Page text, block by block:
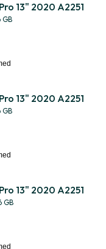
13" 2020 A2251
GB
13" 2020 A2251
GB
13" 2020 A2251
GB